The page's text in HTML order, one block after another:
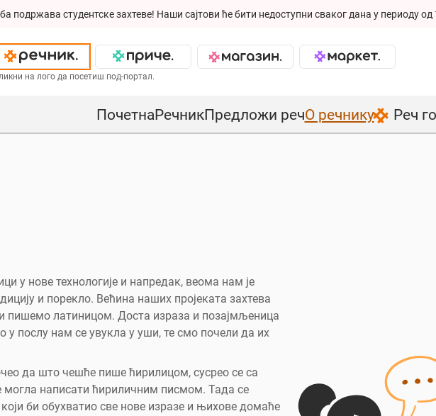
подржава студентске захтеве! Наши сајтови ће бити недоступни сваког дана у периоду
на лого да посетиш под-портал.
ПочетнаРечникПредложи речО речнику Реч
у нове технологије и напредак, веома нам је
и порекло. Већина наших пројеката захтева
пишемо латиницом. Доста израза и позајмљеница
у послу нам се увукла у уши, те смо почели да их
да што чешће пише ћирилицом, сусрео се са
могла написати ћириличним писмом. Тада се
би обухватио све нове изразе и њихове домаће